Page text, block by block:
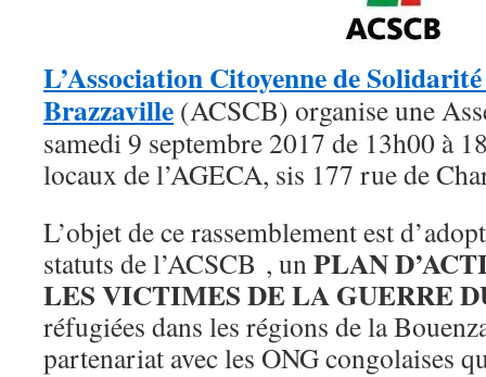
L’Association Citoyenne de
Brazzaville (ACSCB) organise une
samedi 9 septembre 2017 de 13h00 à
locaux de l’AGECA, sis 177 rue de
L’objet de ce rassemblement est
statuts de l’ACSCB , unPLAN
LES VICTIMES DE LA GUERRE
réfugiées dans les régions de la
partenariat avec les ONG congolaises